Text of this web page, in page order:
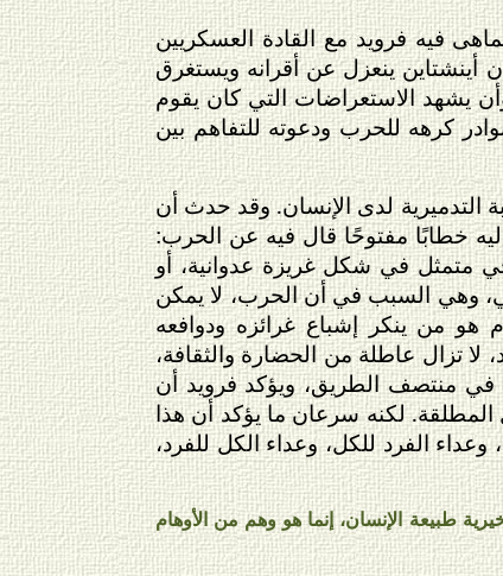
فيه فرويد مع القادة العسكريين
أينشتاين ينعزل عن أقرانه ويستغرق
يشهد الاستعراضات التي كان يقوم
كرهه للحرب ودعوته للتفاهم بين
التدميرية لدى الإنسان. وقد حدث أن
فوجه فرويد إليه خطابًا مفتوحًا قال فيه عن الحرب:
متمثل في شكل غريزة عدوانية، أو
وهي السبب في أن الحرب، لا يمكن
هو من ينكر إشباع غرائزه ودوافعه
لا تزال عاطلة من الحضارة والثقافة،
في منتصف الطريق، ويؤكد فرويد أن
المطلقة. لكنه سرعان ما يؤكد أن هذا
الفرد للكل، وعداء الكل للفرد،
طبيعة الإنسان، إنما هو وهم من الأوهام